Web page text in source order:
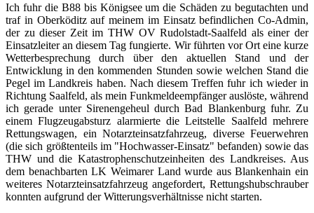
Ich fuhr die B88 bis Königsee um die Schäden zu begutachten und
traf in Oberköditz auf meinem im Einsatz befindlichen Co-Admin,
der zu dieser Zeit im THW OV Rudolstadt-Saalfeld als einer der
Einsatzleiter an diesem Tag fungierte. Wir führten vor Ort eine kurze
Wetterbesprechung durch über den aktuellen Stand und der
Entwicklung in den kommenden Stunden sowie welchen Stand die
Pegel im Landkreis haben. Nach diesem Treffen fuhr ich wieder in
Richtung Saalfeld, als mein Funkmeldeempfänger auslöste, während
ich gerade unter Sirenengeheul durch Bad Blankenburg fuhr. Zu
einem Flugzeugabsturz alarmierte die Leitstelle Saalfeld mehrere
Rettungswagen, ein Notarzteinsatzfahrzeug, diverse Feuerwehren
(die sich größtenteils im "Hochwasser-Einsatz" befanden) sowie das
THW und die Katastrophenschutzeinheiten des Landkreises. Aus
dem benachbarten LK Weimarer Land wurde aus Blankenhain ein
weiteres Notarzteinsatzfahrzeug angefordert, Rettungshubschrauber
konnten aufgrund der Witterungsverhältnisse nicht starten.